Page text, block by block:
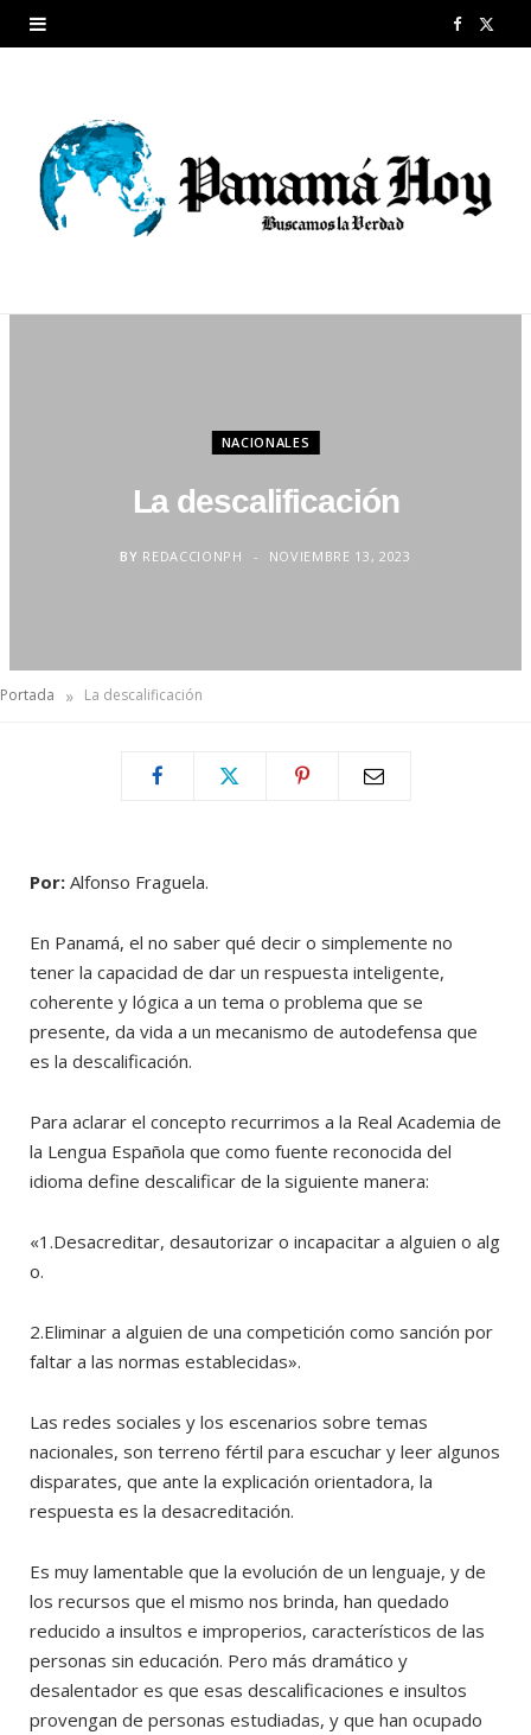
F
b
NACIONALES
La descalificación
BY REDACCIONPH NOVIEMBRE 13, 2023
Portada » La descalificación
Por: Alfonso Fraguela.
En Panamá, el no saber qué decir o simplemente no
tener la capacidad de dar un respuesta inteligente,
coherente y lógica a un tema o problema que se
presente, da vida a un mecanismo de autodefensa que
es la descalificación.
Para aclarar el concepto recurrimos a la Real Academia de
la Lengua Española que como fuente reconocida del
idioma define descalificar de la siguiente manera:
«1.Desacreditar, desautorizar o incapacitar a alguien o alg
o.
2.Eliminar a alguien de una competición como sanción por
faltar a las normas establecidas».
Las redes sociales y los escenarios sobre temas
nacionales, son terreno fértil para escuchar y leer algunos
disparates, que ante la explicación orientadora, la
respuesta es la desacreditación.
Es muy lamentable que la evolución de un lenguaje, y de
los recursos que el mismo nos brinda, han quedado
reducido a insultos e improperios, característicos de las
personas sin educación. Pero más dramático y
desalentador es que esas descalificaciones e insultos
provengan de personas estudiadas, y que han ocupado